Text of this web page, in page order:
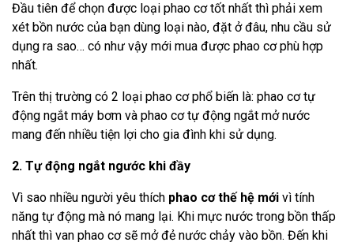
Đầu tiên để chọn được loại phao cơ tốt nhất thì phải xem
xét bồn nước của bạn dùng loại nào, đặt ở đâu, nhu cầu sử
dụng ra sao… có như vậy mới mua được phao cơ phù hợp
nhất.
Trên thị trường có 2 loại phao cơ phổ biến là: phao cơ tự
động ngắt máy bơm và phao cơ tự động ngắt mở nước
mang đến nhiều tiện lợi cho gia đình khi sử dụng.
2. Tự động ngắt ngước khi đầy
Vì sao nhiều người yêu thích phao cơ thế hệ mới vì tính
năng tự động mà nó mang lại. Khi mực nước trong bồn thấp
nhất thì van phao cơ sẽ mở đẻ nước chảy vào bồn. Đến khi